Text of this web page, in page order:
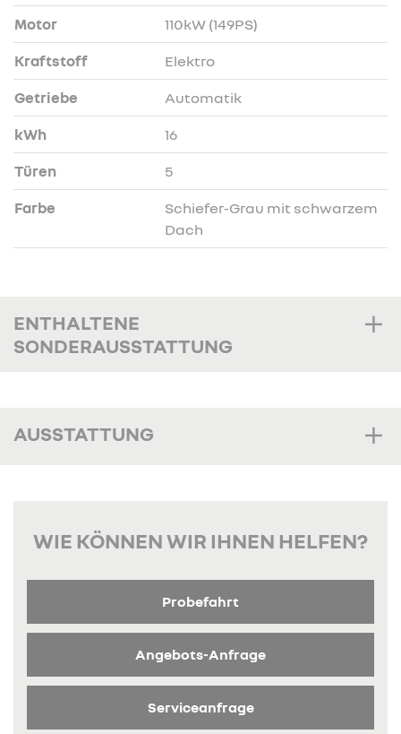
Motor 110kW (149PS)
Kraftstoff Elektro
Getriebe Automatik
kWh 16
Türen 5
Farbe
Schiefer-Grau mit schwarzem
Dach
ENTHALTENE
SONDERAUSSTATTUNG
AUSSTATTUNG
WIE KÖNNEN WIR IHNEN HELFEN?
Probefahrt
Angebots-Anfrage
Serviceanfrage